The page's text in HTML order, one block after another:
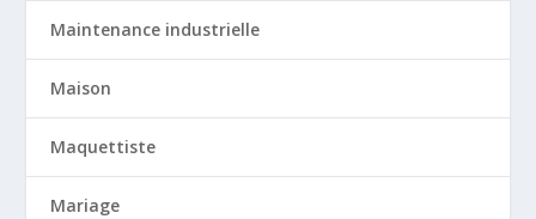
Maintenance industrielle
Maison
Maquettiste
Mariage